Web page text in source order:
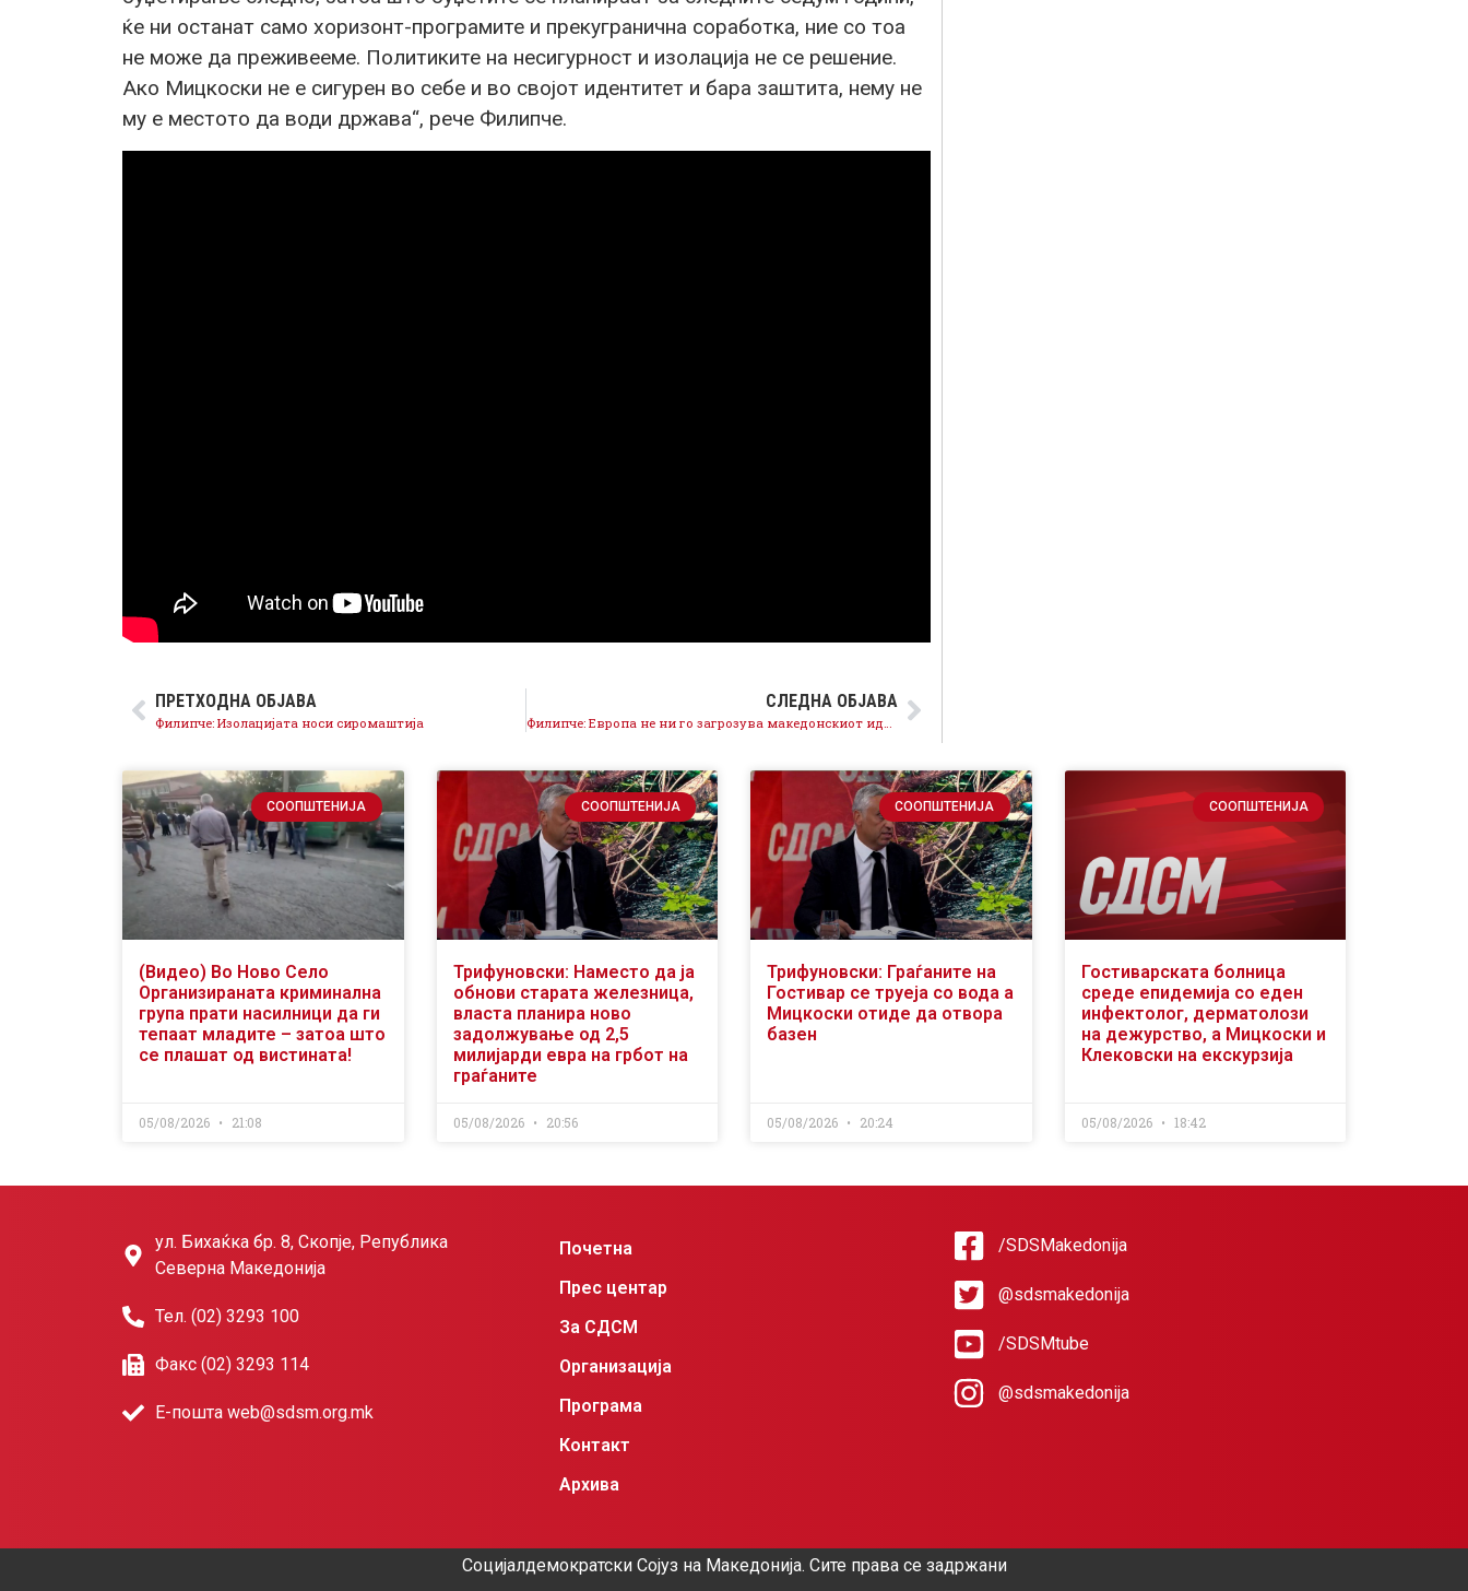
ќе ни останат само хоризонт-програмите и прекугранична соработка, ние со тоа
не може да преживееме. Политиките на несигурност и изолација не се решение.
Ако Мицкоски не е сигурен во себе и во својот идентитет и бара заштита, нему не
му е местото да води држава“, рече Филипче.
ПРЕТХОДНА ОБЈАВА
Филипче: Изолацијата носи сиромаштија
СЛЕДНА ОБЈАВА
Филипче: Европа не ни го загрозува македонскиот идентитет, тоа е најголемата лага на Мицкоски
СООПШТЕНИЈА
(Видео) Во Ново Село
Организираната криминална
група прати насилници да ги
тепаат младите – затоа што
се плашат од вистината!
05/08/2026 21:08
СООПШТЕНИЈА
Трифуновски: Наместо да ја
обнови старата железница,
власта планира ново
задолжување од 2,5
милијарди евра на грбот на
граѓаните
05/08/2026 20:56
СООПШТЕНИЈА
Трифуновски: Граѓаните на
Гостивар се труеја со вода а
Мицкоски отиде да отвора
базен
05/08/2026 20:24
СООПШТЕНИЈА
Гостиварската болница
среде епидемија со еден
инфектолог, дерматолози
на дежурство, а Мицкоски и
Клековски на екскурзија
05/08/2026 18:42
ул. Бихаќка бр. 8, Скопје, Република
Северна Македонија
Тел. (02) 3293 100
Факс (02) 3293 114
Е-пошта web@sdsm.org.mk
Почетна
Прес центар
За СДСМ
Организација
Програма
Контакт
Архива
/SDSMakedonija
@sdsmakedonija
/SDSMtube
@sdsmakedonija
Социјалдемократски Сојуз на Македонија. Сите права се задржани